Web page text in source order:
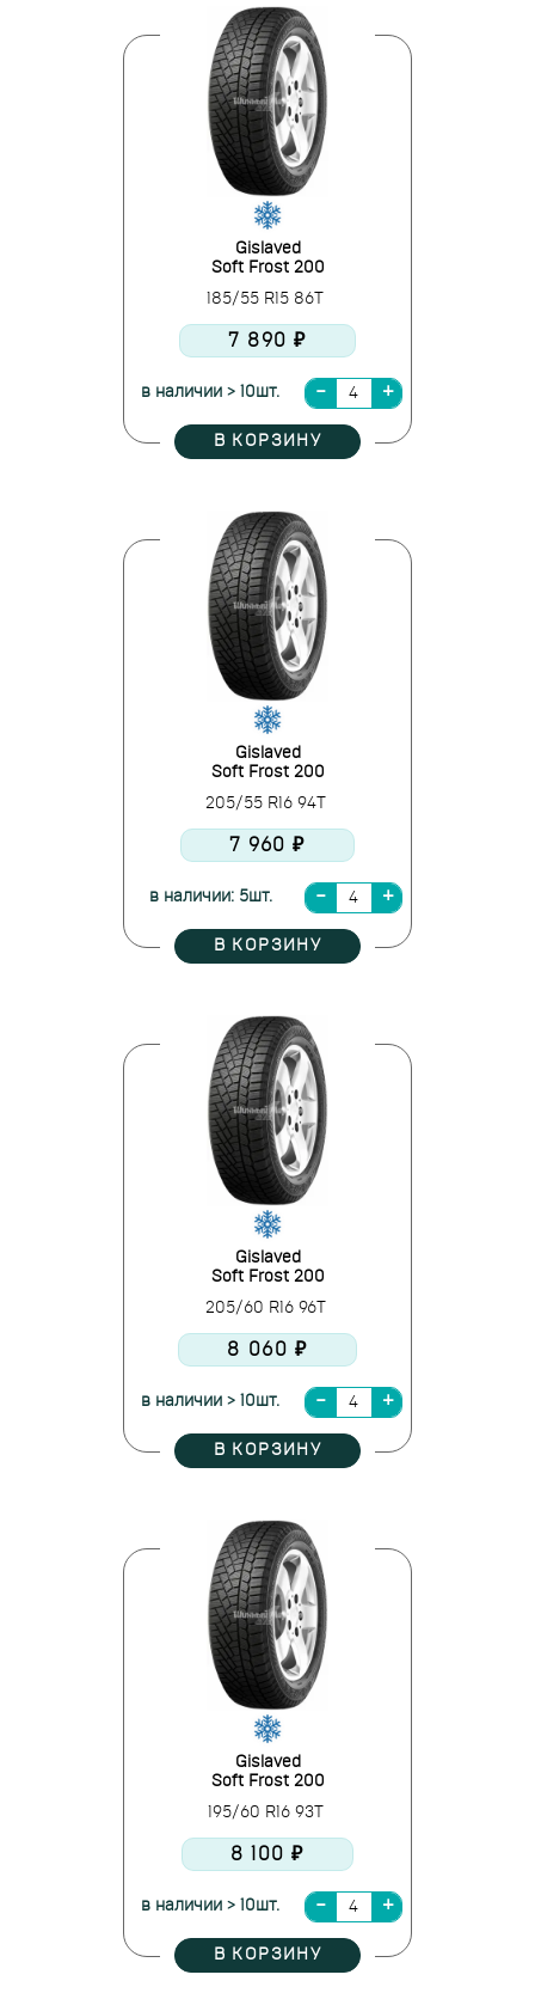
Gislaved
Soft Frost 200
185/55 R15 86T
7 890 ₽
в наличии > 10шт.
В КОРЗИНУ
Gislaved
Soft Frost 200
205/55 R16 94T
7 960 ₽
в наличии: 5шт.
В КОРЗИНУ
Gislaved
Soft Frost 200
205/60 R16 96T
8 060 ₽
в наличии > 10шт.
В КОРЗИНУ
Gislaved
Soft Frost 200
195/60 R16 93T
8 100 ₽
в наличии > 10шт.
В КОРЗИНУ